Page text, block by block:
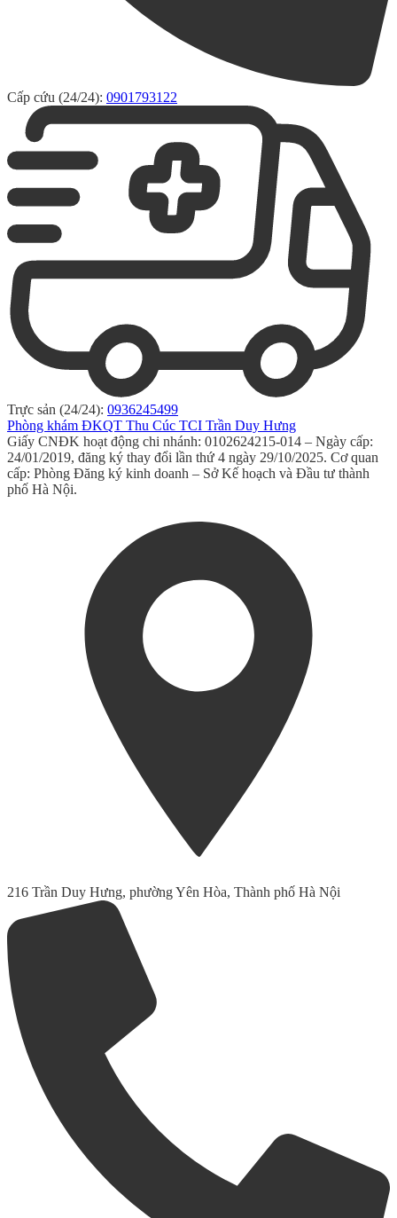
Cấp cứu (24/24): 0901793122
Trực sản (24/24): 0936245499
Phòng khám ĐKQT Thu Cúc TCI Trần Duy Hưng
Giấy CNĐK hoạt động chi nhánh: 0102624215-014 – Ngày cấp:
24/01/2019, đăng ký thay đổi lần thứ 4 ngày 29/10/2025. Cơ quan
cấp: Phòng Đăng ký kinh doanh – Sở Kế hoạch và Đầu tư thành
phố Hà Nội.
216 Trần Duy Hưng, phường Yên Hòa, Thành phố Hà Nội